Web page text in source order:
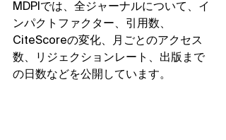
MDPIでは、全ジャーナルについて、イ
ンパクトファクター、引用数、
CiteScoreの変化、月ごとのアクセス
数、リジェクションレート、出版まで
の日数などを公開しています。